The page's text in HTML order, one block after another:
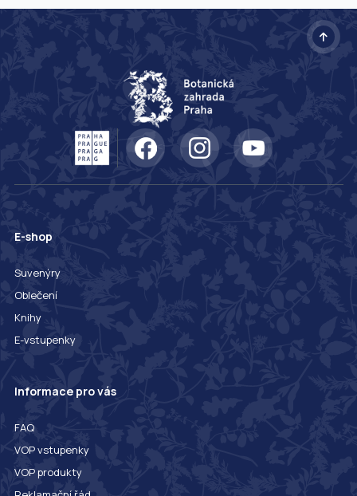
E-shop
Suvenýry
Oblečení
Knihy
E-vstupenky
Informace pro vás
FAQ
VOP vstupenky
VOP produkty